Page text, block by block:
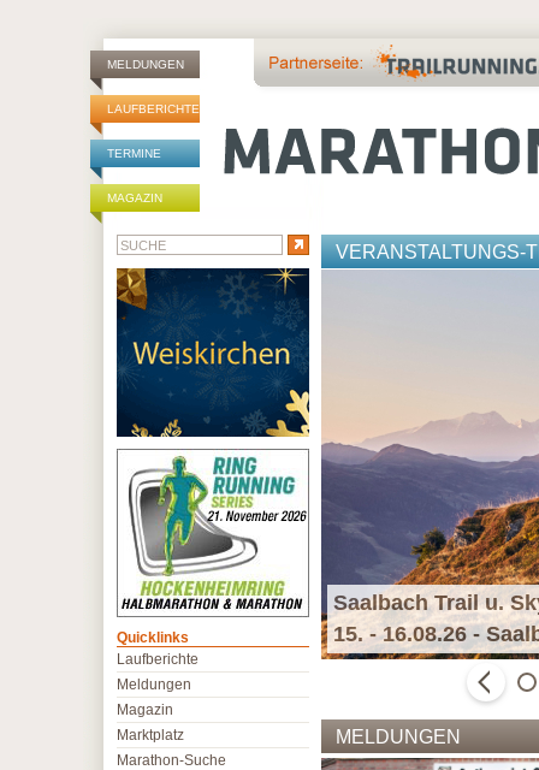
MELDUNGEN
LAUFBERICHTE
TERMINE
MAGAZIN
VERANSTALTUNGS-
Saalbach Trail u.
15. - 16.08.26 -
MELDUNGEN
Quicklinks
Laufberichte
Meldungen
Magazin
Marktplatz
Marathon-Suche